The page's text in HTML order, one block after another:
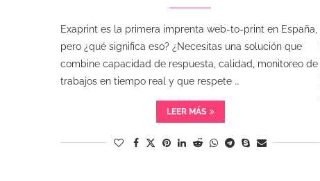
Exaprint es la primera imprenta web-to-print en España,
pero ¿qué significa eso? ¿Necesitas una solución que
combine capacidad de respuesta, calidad, monitoreo de
trabajos en tiempo real y que respete …
LEER MÁS